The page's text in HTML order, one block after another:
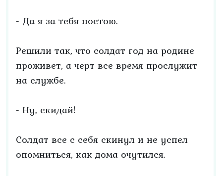
- Да я за тебя постою.
Решили так, что солдат год на родине
проживет, а черт все время прослужит
на службе.
- Ну, скидай!
Солдат все с себя скинул и не успел
опомниться, как дома очутился.